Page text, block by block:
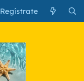
Regístrate